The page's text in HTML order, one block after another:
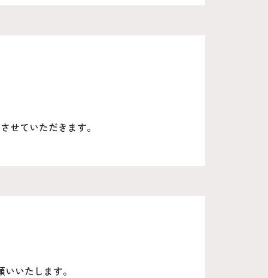
せていただきます。
いたします。